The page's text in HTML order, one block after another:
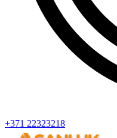
+371 22323218